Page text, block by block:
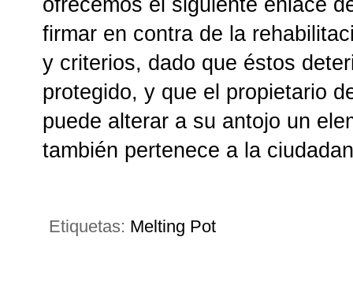
firmar en contra de la
y criterios, dado que éstos
protegido, y que el propietario
puede alterar a su antojo un
también pertenece a la
Etiquetas: Melting Pot